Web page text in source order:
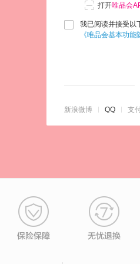
打开唯品会
我已阅读并接受以
《唯品会基本功能
新浪微博 QQ 支